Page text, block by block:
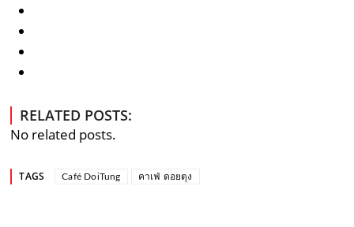
RELATED POSTS:
No related posts.
TAGS Café DoiTung คาเฟ่ ดอยตุง